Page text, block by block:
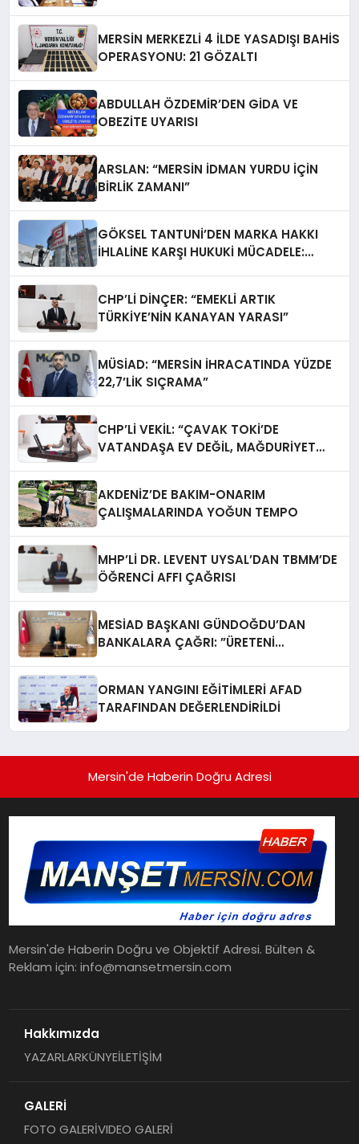
MERSİN MERKEZLİ 4 İLDE YASADIŞI BAHİS
OPERASYONU: 21 GÖZALTI
ABDULLAH ÖZDEMİR’DEN GİDA VE
OBEZİTE UYARISI
ARSLAN: “MERSİN İDMAN YURDU İÇİN
BİRLİK ZAMANI”
GÖKSEL TANTUNİ’DEN MARKA HAKKI
İHLALİNE KARŞI HUKUKİ MÜCADELE:
CHP’Lİ DİNÇER: “EMEKLİ ARTIK
TÜRKİYE’NİN KANAYAN YARASI”
MÜSİAD: “MERSİN İHRACATINDA YÜZDE
22,7’LİK SIÇRAMA”
CHP’Lİ VEKİL: “ÇAVAK TOKİ’DE
VATANDAŞA EV DEĞİL, MAĞDURİYET
AKDENİZ’DE BAKIM-ONARIM
ÇALIŞMALARINDA YOĞUN TEMPO
MHP’Lİ DR. LEVENT UYSAL’DAN TBMM’DE
ÖĞRENCİ AFFI ÇAĞRISI
MESİAD BAŞKANI GÜNDOĞDU’DAN
BANKALARA ÇAĞRI: ​”ÜRETENİ
ORMAN YANGINI EĞİTİMLERİ AFAD
TARAFINDAN DEĞERLENDİRİLDİ
Mersin'de Haberin Doğru Adresi
Mersin'de Haberin Doğru ve Objektif Adresi. Bülten &
Reklam için: info@mansetmersin.com
Hakkımızda
YAZARLARKÜNYEİLETİŞİM
GALERİ
FOTO GALERİVIDEO GALERİ